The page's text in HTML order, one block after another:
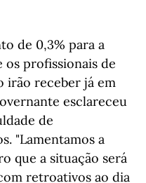
de 0,3% para a
os profissionais de
irão receber já em
esclareceu
de
"Lamentamos a
que a situação será
retroativos ao dia